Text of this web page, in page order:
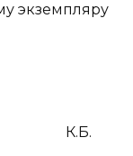
экземпляру
К.Б.